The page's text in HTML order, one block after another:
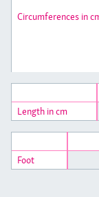
Circumferences in
Circumferences in
Length in cm
Foot